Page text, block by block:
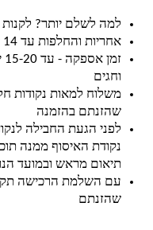
למה לשלם יותר?
אחריות והחלפות עד 14 ימים מקבלת המוצר
וחגים
משלוח למאות נקודות
שהזנתם בהזמנה
לפני הגעת החבילה
נקודת האיסוף ממנה
תיאום מראש ובמועד
עם השלמת הרכישה
שהזנתם